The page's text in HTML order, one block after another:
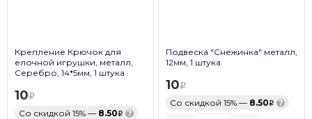
Крепление Крючок для
елочной игрушки, металл,
Серебро, 14*5мм, 1 штука
10
Со скидкой 15% — 8.50 ?
Подвеска "Снежинка" металл,
12мм, 1 штука
10
Со скидкой 15% — 8.50 ?